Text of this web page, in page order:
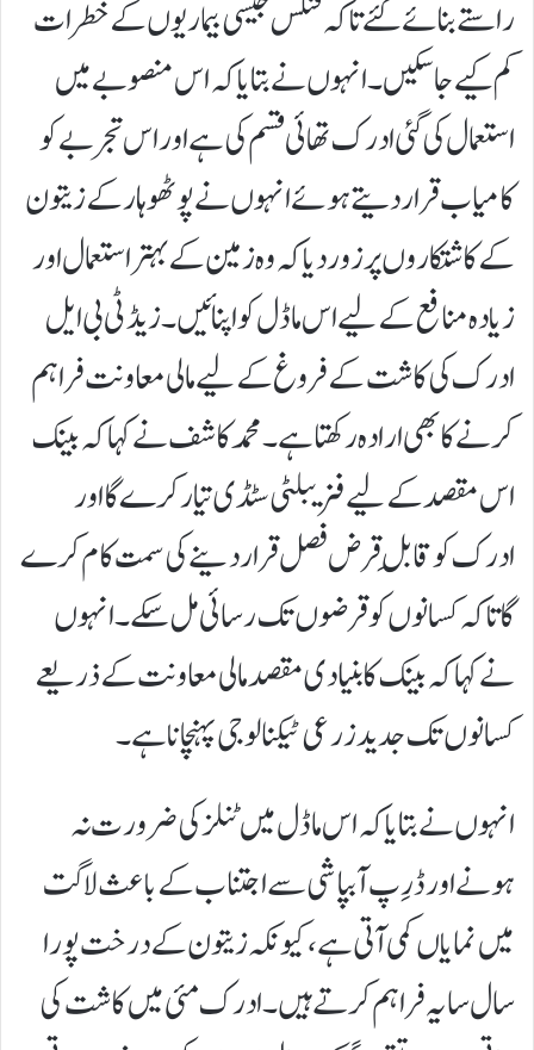
راستے بنائے گئے تاکہ فنگس جیسی بیماریوں کے خطرات
کم کیے جا سکیں۔انہوں نے بتایا کہ اس منصوبے میں
استعمال کی گئی ادرک تھائی قسم کی ہے اور اس تجربے کو
کامیاب قرار دیتے ہوئے انہوں نے پوٹھوہار کے زیتون
کے کاشتکاروں پر زور دیا کہ وہ زمین کے بہتر استعمال اور
زیادہ منافع کے لیے اس ماڈل کو اپنائیں۔زیڈ ٹی بی ایل
ادرک کی کاشت کے فروغ کے لیے مالی معاونت فراہم
کرنے کا بھی ارادہ رکھتا ہے۔ محمد کاشف نے کہا کہ بینک
اس مقصد کے لیے فزیبلٹی سٹڈی تیار کرے گا اور
ادرک کو قابلِ قرض فصل قرار دینے کی سمت کام کرے
گا تاکہ کسانوں کو قرضوں تک رسائی مل سکے۔ انہوں
نے کہا کہ بینک کا بنیادی مقصد مالی معاونت کے ذریعے
کسانوں تک جدید زرعی ٹیکنالوجی پہنچانا ہے۔
انہوں نے بتایا کہ اس ماڈل میں ٹنلز کی ضرورت نہ
ہونے اور ڈرِپ آبپاشی سے اجتناب کے باعث لاگت
میں نمایاں کمی آتی ہے، کیونکہ زیتون کے درخت پورا
سال سایہ فراہم کرتے ہیں۔ادرک مئی میں کاشت کی